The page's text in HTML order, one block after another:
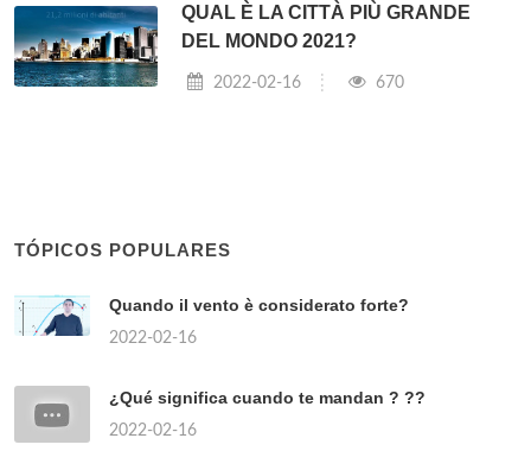
QUAL È LA CITTÀ PIÙ GRANDE
DEL MONDO 2021?
2022-02-16 670
TÓPICOS POPULARES
Quando il vento è considerato forte?
2022-02-16
¿Qué significa cuando te mandan ? ??
2022-02-16